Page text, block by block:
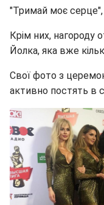
"Тримай моє серце",
Крім них, нагороду
Йолка, яка вже
Свої фото з
активно постять в